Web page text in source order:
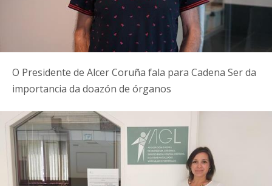
O Presidente de Alcer Coruña fala para Cadena Ser da
importancia da doazón de órganos